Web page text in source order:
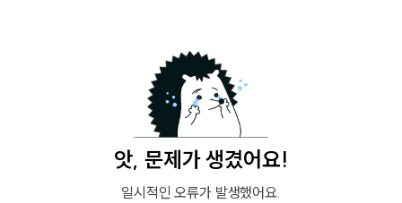
앗, 문제가 생겼어요!
일시적인 오류가 발생했어요.